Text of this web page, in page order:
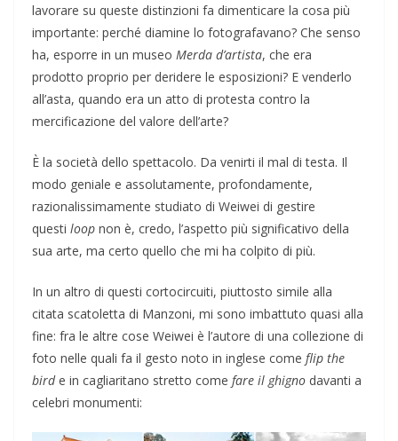
lavorare su queste distinzioni fa dimenticare la cosa più
importante: perché diamine lo fotografavano? Che senso
ha, esporre in un museo Merda d’artista, che era
prodotto proprio per deridere le esposizioni? E venderlo
all’asta, quando era un atto di protesta contro la
mercificazione del valore dell’arte?
È la società dello spettacolo. Da venirti il mal di testa. Il
modo geniale e assolutamente, profondamente,
razionalissimamente studiato di Weiwei di gestire
questi loop non è, credo, l’aspetto più significativo della
sua arte, ma certo quello che mi ha colpito di più.
In un altro di questi cortocircuiti, piuttosto simile alla
citata scatoletta di Manzoni, mi sono imbattuto quasi alla
fine: fra le altre cose Weiwei è l’autore di una collezione di
foto nelle quali fa il gesto noto in inglese come flip the
birde in cagliaritano stretto come fare il ghigno davanti a
celebri monumenti: